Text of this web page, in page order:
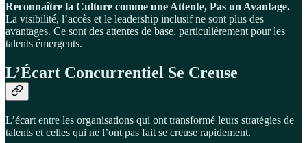
Reconnaître la Culture comme une Attente, Pas un Avantage.
La visibilité, l’accès et le leadership inclusif ne sont plus des
avantages. Ce sont des attentes de base, particulièrement pour les
talents émergents.
L’Écart Concurrentiel Se Creuse
L’écart entre les organisations qui ont transformé leurs stratégies de
talents et celles qui ne l’ont pas fait se creuse rapidement.